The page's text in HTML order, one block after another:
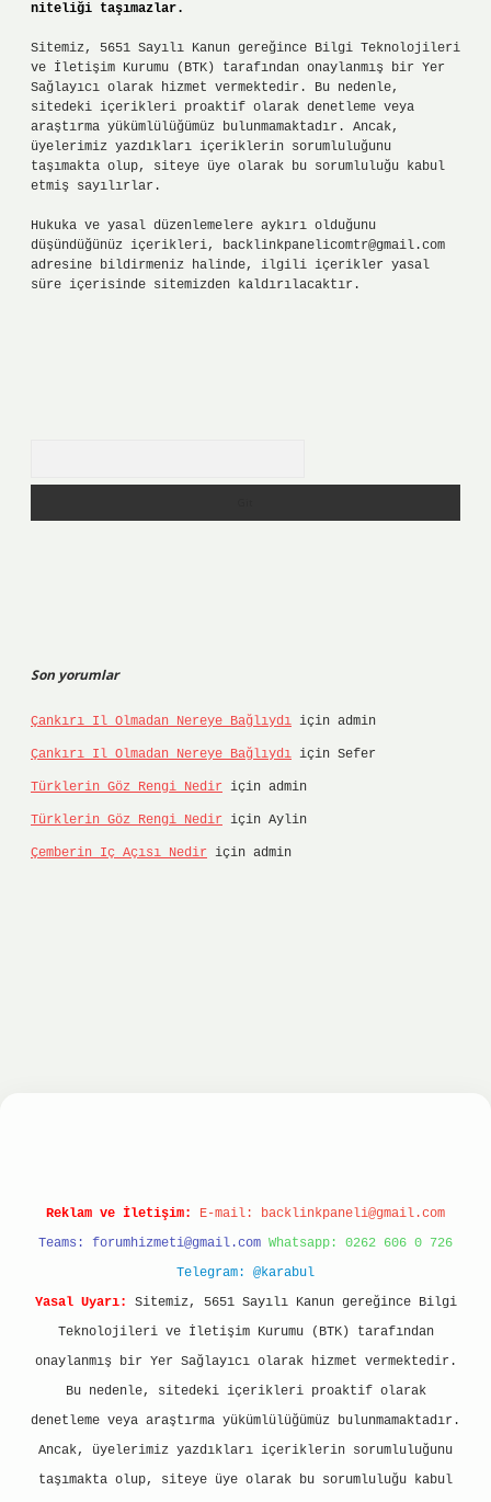
niteliği taşımazlar.
Sitemiz, 5651 Sayılı Kanun gereğince Bilgi Teknolojileri
ve İletişim Kurumu (BTK) tarafından onaylanmış bir Yer
Sağlayıcı olarak hizmet vermektedir. Bu nedenle,
sitedeki içerikleri proaktif olarak denetleme veya
araştırma yükümlülüğümüz bulunmamaktadır. Ancak,
üyelerimiz yazdıkları içeriklerin sorumluluğunu
taşımakta olup, siteye üye olarak bu sorumluluğu kabul
etmiş sayılırlar.
Hukuka ve yasal düzenlemelere aykırı olduğunu
düşündüğünüz içerikleri, backlinkpanelicomtr@gmail.com
adresine bildirmeniz halinde, ilgili içerikler yasal
süre içerisinde sitemizden kaldırılacaktır.
Son yorumlar
Çankırı Il Olmadan Nereye Bağlıydı için admin
Çankırı Il Olmadan Nereye Bağlıydı için Sefer
Türklerin Göz Rengi Nedir için admin
Türklerin Göz Rengi Nedir için Aylin
Çemberin Iç Açısı Nedir için admin
Reklam ve İletişim: E-mail: backlinkpaneli@gmail.com
Teams: forumhizmeti@gmail.com Whatsapp: 0262 606 0 726
Telegram: @karabul
Yasal Uyarı:
Sitemiz, 5651 Sayılı Kanun gereğince Bilgi
Teknolojileri ve İletişim Kurumu (BTK) tarafından
onaylanmış bir Yer Sağlayıcı olarak hizmet vermektedir.
Bu nedenle, sitedeki içerikleri proaktif olarak
denetleme veya araştırma yükümlülüğümüz bulunmamaktadır.
Ancak, üyelerimiz yazdıkları içeriklerin sorumluluğunu
taşımakta olup, siteye üye olarak bu sorumluluğu kabul